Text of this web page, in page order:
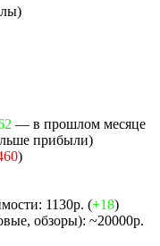
— в прошлом месяце
прибыли)
)
1130р. (+18)
обзоры): ~20000р.